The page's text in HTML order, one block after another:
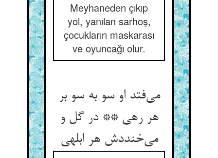
Meyhaneden çıkıp
yol, yanılan sarhoş,
çocukların maskarası
ve oyuncağı olur.
می‌‌فتد او سو به سو بر
هر رهی ** در گل و
می‌‌خنددش هر ابلهی‌‌